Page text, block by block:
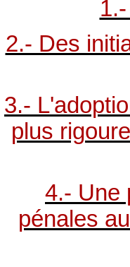
2.- Des
3.-
plus
4.- Une
pénales